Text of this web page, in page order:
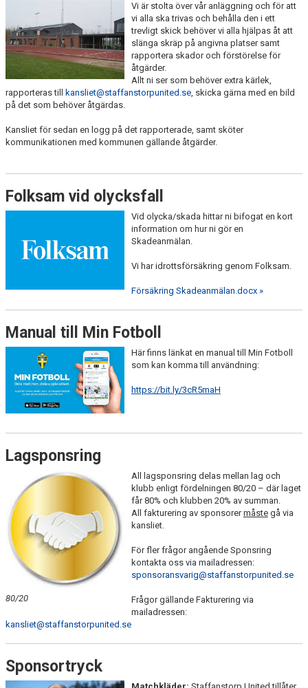
Vi är stolta över vår anläggning och för att
vi alla ska trivas och behålla den i ett
trevligt skick behöver vi alla hjälpas åt att
slänga skräp på angivna platser samt
rapportera skador och förstörelse för
åtgärder.
Allt ni ser som behöver extra kärlek,
rapporteras till
kansliet@staffanstorpunited.se, skicka gärna med en bild
på det som behöver åtgärdas.
Kansliet för sedan en logg på det rapporterade, samt sköter
kommunikationen med kommunen gällande åtgärder.
Folksam vid olycksfall
Vid olycka/skada hittar ni bifogat en kort
information om hur ni gör en
Skadeanmälan.
Vi har idrottsförsäkring genom Folksam.
Försäkring Skadeanmälan.docx »
Manual till Min Fotboll
Här finns länkat en manual till Min Fotboll
som kan komma till användning:
https://bit.ly/3cR5maH
Lagsponsring
80/20
All lagsponsring delas mellan lag och
klubb enligt fördelningen 80/20 – där laget
får 80% och klubben 20% av summan.
All fakturering av sponsorermåstegå via
kansliet.
För fler frågor angående Sponsring
kontakta oss via mailadressen:
sponsoransvarig@staffanstorpunited.se
Frågor gällande Fakturering via
mailadressen:
kansliet@staffanstorpunited.se
Sponsortryck